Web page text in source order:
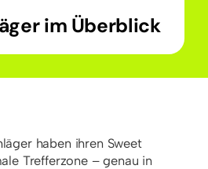
im Überblick
haben ihren Sweet
Trefferzone – genau in